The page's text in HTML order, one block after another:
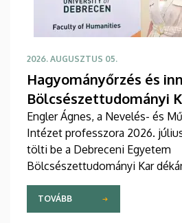
2026. AUGUSZTUS 05.
Hagyományőrzés és
Bölcsészettudományi
Engler Ágnes, a Nevelés- és
Intézet professzora 2026.
tölti be a Debreceni Egyetem
Bölcsészettudományi Kar
stratégiájában fontos szerepet
hagyományainak, a
normáinak megőrzésének,
TOVÁBB